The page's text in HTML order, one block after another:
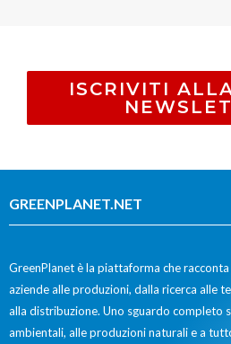
ISCRIVITI
GREENPLANET.NET
GreenPlanet è la piattaforma che
aziende alle produzioni, dalla ricerca alle
alla distribuzione. Uno sguardo completo
ambientali, alle produzioni naturali e a